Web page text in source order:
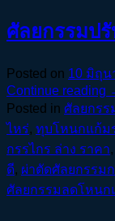
ศัลยกรรมป
Posted on 10 มิถุน
Continue reading
Posted in ศัลยกรร
ไหร่, ทุบโหนกแก้ม
กรรไกร ล่าง ราคา,
ดี, ผ่าตัดศัลยกรรม
ศัลยกรรมลดโหนก